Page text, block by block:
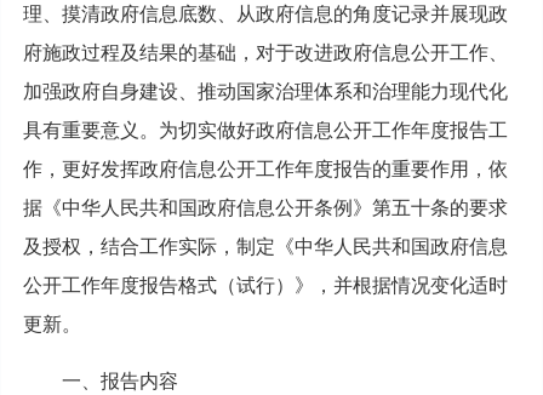
理、摸清政府信息底数、从政府信息的角度记录并展现政
府施政过程及结果的基础，对于改进政府信息公开工作、
加强政府自身建设、推动国家治理体系和治理能力现代化
具有重要意义。为切实做好政府信息公开工作年度报告工
作，更好发挥政府信息公开工作年度报告的重要作用，依
据《中华人民共和国政府信息公开条例》第五十条的要求
及授权，结合工作实际，制定《中华人民共和国政府信息
公开工作年度报告格式（试行）》，并根据情况变化适时
更新。
一、报告内容